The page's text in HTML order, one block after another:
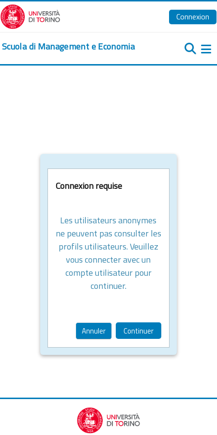
Passer au contenu principal
Connexion
Scuola di Management e Economia
Connexion requise
Les utilisateurs anonymes
ne peuvent pas consulter les
profils utilisateurs. Veuillez
vous connecter avec un
compte utilisateur pour
continuer.
Annuler Continuer